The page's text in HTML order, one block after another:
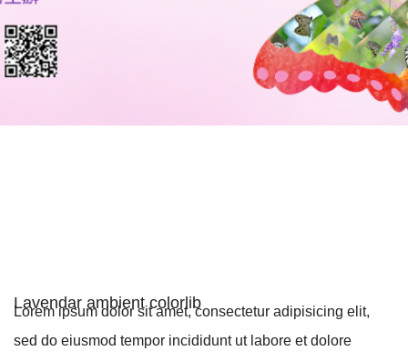
Lavendar ambient colorlib
Lorem ipsum dolor sit amet, consectetur adipisicing elit,
sed do eiusmod tempor incididunt ut labore et dolore